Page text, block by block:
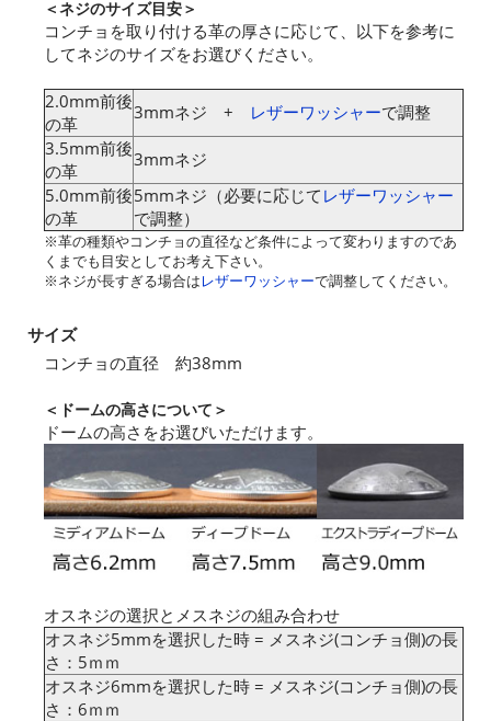
＜ネジのサイズ目安＞
コンチョを取り付ける革の厚さに応じて、以下を参考に
してネジのサイズをお選びください。
2.0mm前後
の革
3mmネジ + レザーワッシャーで調整
3.5mm前後
の革
3mmネジ
5.0mm前後
の革
5mmネジ（必要に応じて レザーワッシャー
で調整）
※革の種類やコンチョの直径など条件によって変わりますのであ
くまでも目安としてお考え下さい。
※ネジが長すぎる場合はレザーワッシャーで調整してください。
サイズ
コンチョの直径 約38mm
＜ドームの高さについて＞
ドームの高さをお選びいただけます。
オスネジの選択とメスネジの組み合わせ
オスネジ5mmを選択した時 = メスネジ(コンチョ側)の長
さ：5ｍｍ
オスネジ6mmを選択した時 = メスネジ(コンチョ側)の長
さ：6ｍｍ